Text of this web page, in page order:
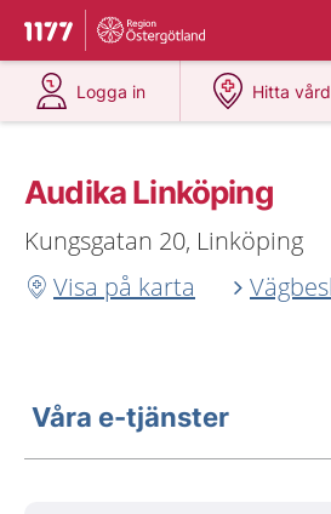
Till startsidan för 1177
Du har valt region
Logga in
på 1177.se
Hitta vård
på
Audika Linköping
Kungsgatan 20, Linköping
Visa på karta
Våra e-tjänster